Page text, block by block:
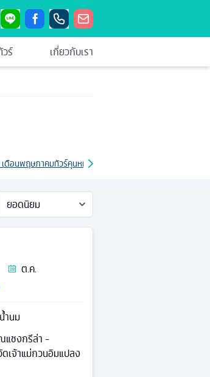
ร์ เกี่ยวกับเรา
ดือนพฤษภาคมทัวร์คุนหมิง เดือนเมษายน
ต.ค.
ำนม
แชงกรีล่า -
เจ้าแม่กวนอิมแปลง